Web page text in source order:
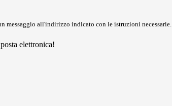
messaggio all'indirizzo indicato con le istruzioni necessarie.
elettronica!